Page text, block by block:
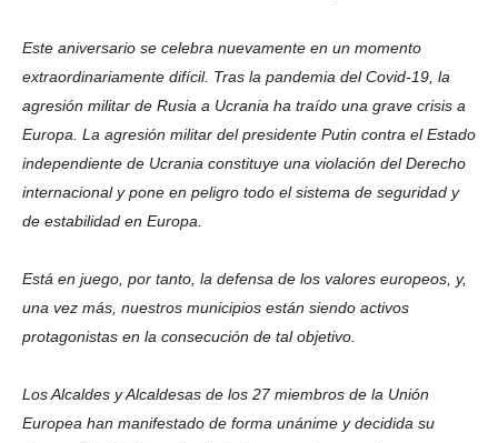
Este aniversario se celebra nuevamente en un momento
extraordinariamente difícil. Tras la pandemia del Covid-19, la
agresión militar de Rusia a Ucrania ha traído una grave crisis a
Europa. La agresión militar del presidente Putin contra el Estado
independiente de Ucrania constituye una violación del Derecho
internacional y pone en peligro todo el sistema de seguridad y
de estabilidad en Europa.
Está en juego, por tanto, la defensa de los valores europeos, y,
una vez más, nuestros municipios están siendo activos
protagonistas en la consecución de tal objetivo.
Los Alcaldes y Alcaldesas de los 27 miembros de la Unión
Europea han manifestado de forma unánime y decidida su